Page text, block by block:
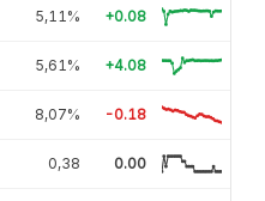
5,11% +0.08
5,61% +4.08
8,07% -0.18
0,38 0.00